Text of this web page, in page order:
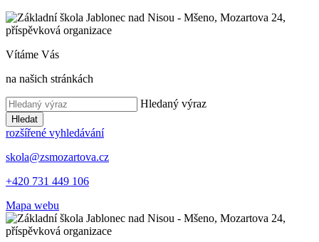
Vítáme Vás
na našich stránkách
Hledaný výraz
Hledat
rozšířené vyhledávání
skola@zsmozartova.cz
+420 731 449 106
Mapa webu